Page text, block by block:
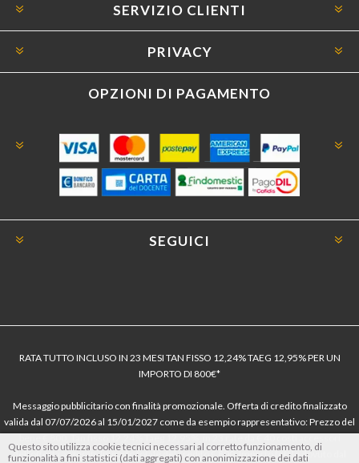
SERVIZIO CLIENTI
PRIVACY
OPZIONI DI PAGAMENTO
SEGUICI
RATA TUTTO INCLUSO IN 23 MESI TAN FISSO 12,24% TAEG 12,95% PER UN
IMPORTO DI 800€*
Messaggio pubblicitario con finalità promozionale. Offerta di credito finalizzato
valida dal 07/07/2026 al 15/01/2027 come da esempio rappresentativo: Prezzo del
dell’offerta azzerati. Importo totale del credito € 800. Importo totale dovuto dal
Questo sito utilizza cookie tecnici necessari al corretto funzionamento, di
funzionalità a fini statistici (dati aggregati) con anonimizzazione dei dati